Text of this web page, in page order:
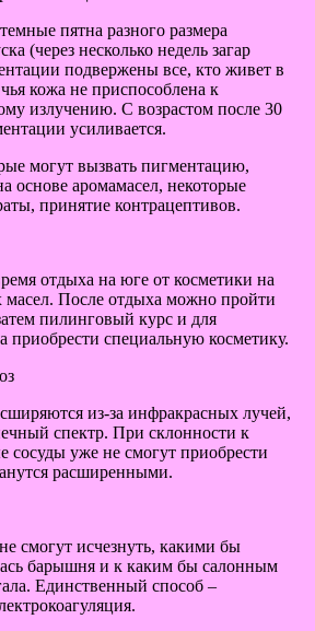
пятна разного размера
(через несколько недель загар
подвержены все, кто живет в
кожа не приспособлена к
излучению. С возрастом после 30
усиливается.
могут вызвать пигментацию,
основе аромамасел, некоторые
принятие контрацептивов.
отдыха на юге от косметики на
масел. После отдыха можно пройти
пилинговый курс и для
приобрести специальную косметику.
из-за инфракрасных лучей,
спектр. При склонности к
сосуды уже не смогут приобрести
расширенными.
смогут исчезнуть, какими бы
барышня и к каким бы салонным
Единственный способ –